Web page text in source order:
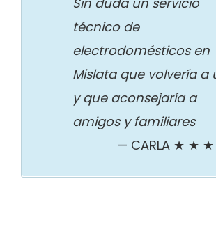
técnico de
electrodomésticos en
Mislata que volvería a
y que aconsejaría a
amigos y familiares
CARLA ★ ★